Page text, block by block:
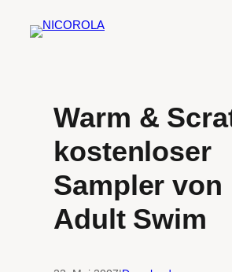
Inhalt
Warm &
kostenloser
Sampler von
Adult Swim